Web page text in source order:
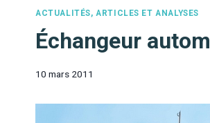
ACTUALITÉS, ARTICLES ET ANALYSES
Échangeur
10 mars 2011